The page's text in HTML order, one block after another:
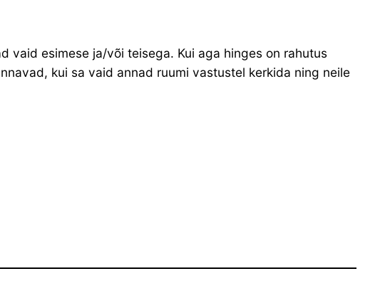
vaid esimese ja/või teisega. Kui aga hinges on rahutus
kui sa vaid annad ruumi vastustel kerkida ning neile